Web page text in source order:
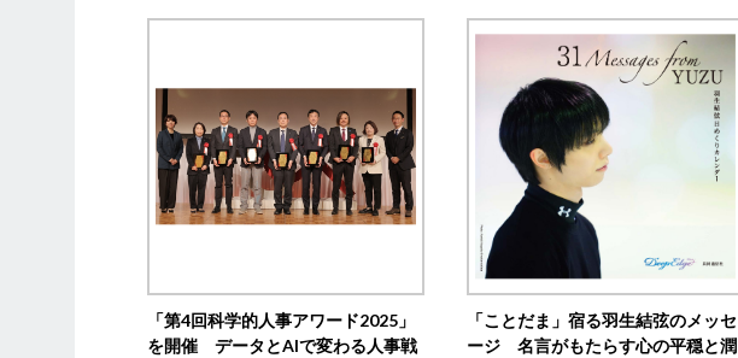
「第4回科学的人事アワード2025」
を開催 データとAIで変わる人事戦
「ことだま」宿る羽生結弦のメッセ
ージ 名言がもたらす心の平穏と潤